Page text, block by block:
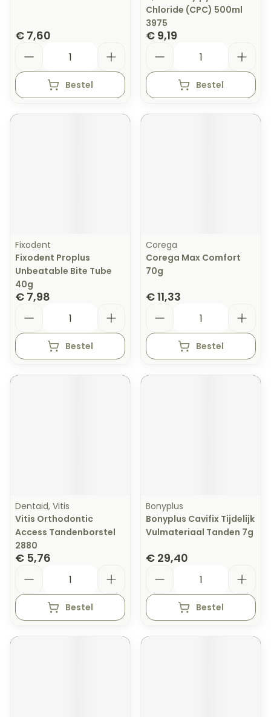
€ 7,60
Bestel
Chloride (CPC) 500ml
3975
€ 9,19
Bestel
Fixodent
Fixodent Proplus
Unbeatable Bite Tube
40g
€ 7,98
Bestel
Corega
Corega Max Comfort
70g
€ 11,33
Bestel
Dentaid, Vitis
Vitis Orthodontic
Access Tandenborstel
2880
€ 5,76
Bestel
Bonyplus
Bonyplus Cavifix Tijdelijk
Vulmateriaal Tanden 7g
€ 29,40
Bestel